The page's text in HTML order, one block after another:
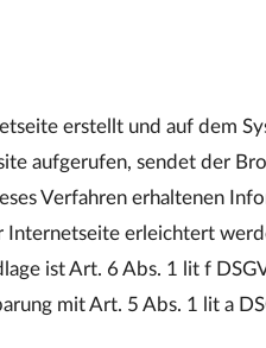
erstellt und auf dem
aufgerufen, sendet der
Verfahren erhaltenen
Internetseite erleichtert
ist Art. 6 Abs. 1 lit f
mit Art. 5 Abs. 1 lit a